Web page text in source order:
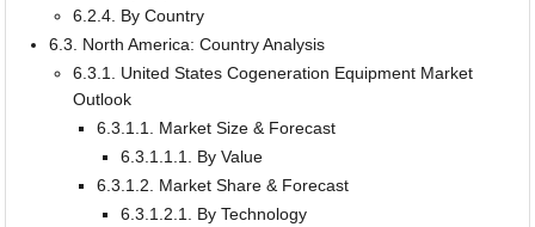
6.2.4. By Country
6.3. North America: Country Analysis
6.3.1. United States Cogeneration Equipment Market
Outlook
6.3.1.1. Market Size & Forecast
6.3.1.1.1. By Value
6.3.1.2. Market Share & Forecast
6.3.1.2.1. By Technology